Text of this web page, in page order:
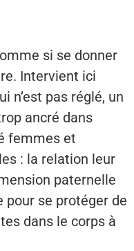
si se donner
Intervient ici
n’est pas réglé, un
ancré dans
femmes et
: la relation leur
paternelle
pour se protéger de
dans le corps à